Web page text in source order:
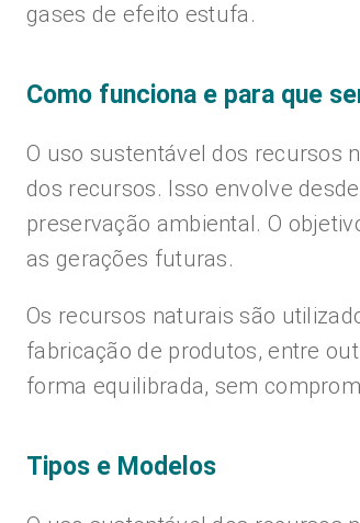
gases de efeito estufa.
Como funciona e para que
O uso sustentável dos recursos
dos recursos. Isso envolve
preservação ambiental. O
as gerações futuras.
Os recursos naturais são
fabricação de produtos, entre
forma equilibrada, sem
Tipos e Modelos